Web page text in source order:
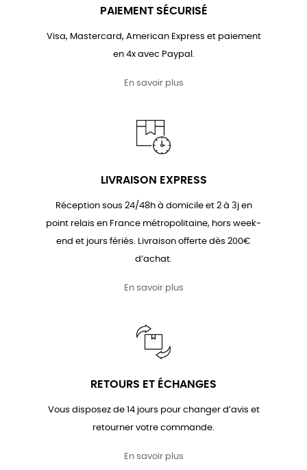
PAIEMENT SÉCURISÉ
Visa, Mastercard, American Express et paiement
en 4x avec Paypal.
En savoir plus
LIVRAISON EXPRESS
Réception sous 24/48h à domicile et 2 à 3j en
point relais en France métropolitaine, hors week-
end et jours fériés. Livraison offerte dès 200€
d’achat.
En savoir plus
RETOURS ET ÉCHANGES
Vous disposez de 14 jours pour changer d’avis et
retourner votre commande.
En savoir plus